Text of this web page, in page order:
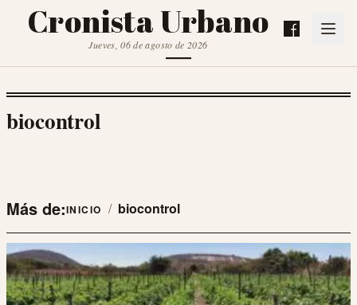
Cronista Urbano
Jueves, 06 de agosto de 2026
biocontrol
Más de:INICIO / biocontrol